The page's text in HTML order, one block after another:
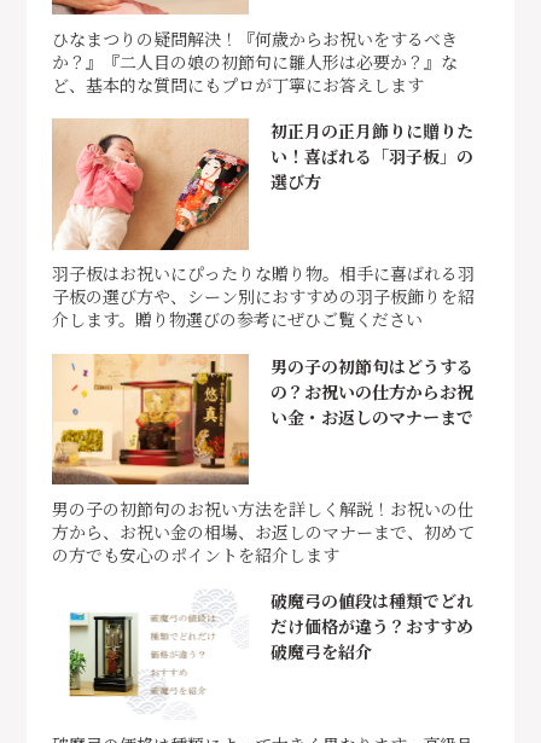
ひなまつりの疑問解決！『何歳からお祝いをするべき
か？』『二人目の娘の初節句に雛人形は必要か？』な
ど、基本的な質問にもプロが丁寧にお答えします
初正月の正月飾りに贈りた
い！喜ばれる「羽子板」の
選び方
羽子板はお祝いにぴったりな贈り物。相手に喜ばれる羽
子板の選び方や、シーン別におすすめの羽子板飾りを紹
介します。贈り物選びの参考にぜひご覧ください
男の子の初節句はどうする
の？お祝いの仕方からお祝
い金・お返しのマナーまで
男の子の初節句のお祝い方法を詳しく解説！お祝いの仕
方から、お祝い金の相場、お返しのマナーまで、初めて
の方でも安心のポイントを紹介します
破魔弓の値段は種類でどれ
だけ価格が違う？おすすめ
破魔弓を紹介